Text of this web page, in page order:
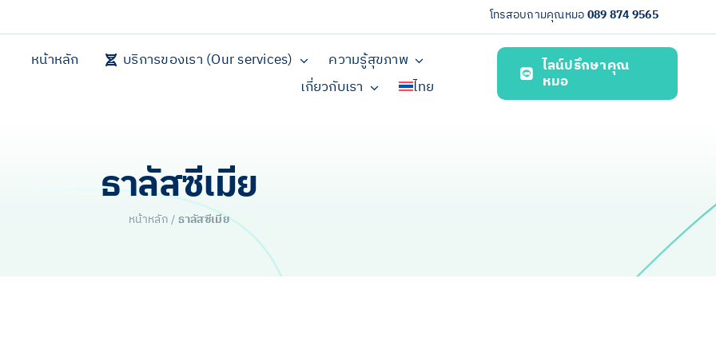
โทรสอบถามคุณหมอ089 874 9565
หน้าหลัก บริการของเรา (Our services)
ความรู้สุขภาพ
เกี่ยวกับเรา
ไทย
ไลน์ปรึกษาคุณ
หมอ
ธาลัสซีเมีย
หน้าหลัก/ธาลัสซีเมีย